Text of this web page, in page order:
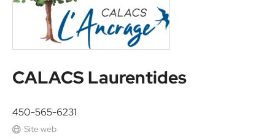
CALACS Laurentides
450-565-6231
Site web